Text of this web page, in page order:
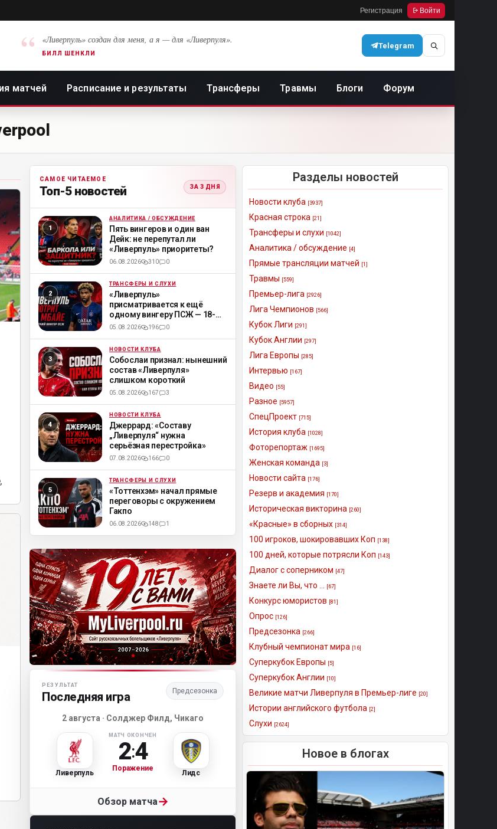
Регистрация Войти
“ «Ливерпуль» создан для меня, а я — для «Ливерпуля».
БИЛЛ ШЕНКЛИ
Telegram
матчей Расписание и результаты Трансферы Травмы Блоги Форум
САМОЕ ЧИТАЕМОЕ
Топ-5 новостей ЗА 3 ДНЯ
ML АНАЛИТИКА / ОБСУЖДЕНИЕ
Пять вингеров и один ван
Дейк: не перепутал ли
«Ливерпуль» приоритеты?
06.08.2026 310 0
ML ТРАНСФЕРЫ И СЛУХИ
«Ливерпуль»
присматривается к ещё
одному вингеру ПСЖ — 18-
летнему Мбайе
05.08.2026 196 0
ML НОВОСТИ КЛУБА
Собослаи признал: нынешний
состав «Ливерпуля»
слишком короткий
05.08.2026 167 3
ML НОВОСТИ КЛУБА
Джеррард: «Составу
„Ливерпуля“ нужна
серьёзная перестройка»
07.08.2026 166 0
ML ТРАНСФЕРЫ И СЛУХИ
«Тоттенхэм» начал прямые
переговоры с окружением
Гакпо
06.08.2026 148 1
Матч-центр «Ливерпуля»
РЕЗУЛЬТАТ
Последняя игра Предсезонка
2 августа · Солджер Филд, Чикаго
Ливерпуль
МАТЧ ОКОНЧЕН
2:4
Поражение
Лидс
Обзор матча→
Разделы новостей
Новости клуба [3937]
Красная строка [21]
Трансферы и слухи [1042]
Аналитика / обсуждение [4]
Прямые трансляции матчей [1]
Травмы [559]
Премьер-лига [2926]
Лига Чемпионов [566]
Кубок Лиги [291]
Кубок Англии [297]
Лига Европы [285]
Интервью [167]
Видео [55]
Разное [5957]
СпецПроект [715]
История клуба [1028]
Фоторепортаж [1695]
Женская команда [3]
Новости сайта [176]
Резерв и академия [170]
Историческая викторина [260]
«Красные» в сборных [314]
100 игроков, шокировавших Коп [138]
100 дней, которые потрясли Коп [143]
Диалог с соперником [47]
Знаете ли Вы, что ... [67]
Конкурс юмористов [81]
Опрос [126]
Предсезонка [266]
Клубный чемпионат мира [16]
Суперкубок Европы [5]
Суперкубок Англии [10]
Великие матчи Ливерпуля в Премьер-лиге [20]
Истории английского футбола [2]
Слухи [2624]
Новое в блогах